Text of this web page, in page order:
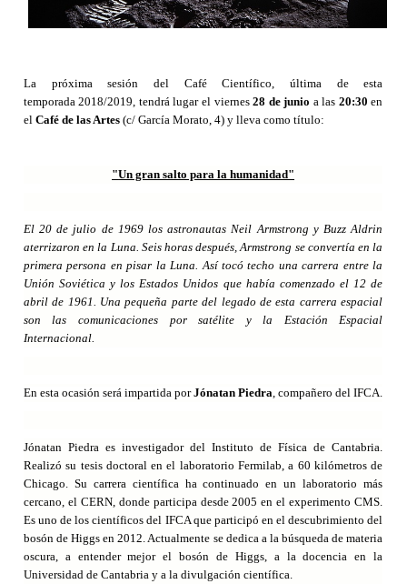
La próxima sesión del Café Científico, última de esta
temporada 2018/2019, tendrá lugar el viernes28 de junio a las 20:30 en
elCafé de las Artes(c/ García Morato, 4) y lleva como título:
"Un gran salto para la humanidad"
El 20 de julio de 1969 los astronautas Neil Armstrong y Buzz Aldrin
aterrizaron en la Luna. Seis horas después, Armstrong se convertía en la
primera persona en pisar la Luna. Así tocó techo una carrera entre la
Unión Soviética y los Estados Unidos que había comenzado el 12 de
abril de 1961. Una pequeña parte del legado de esta carrera espacial
son las comunicaciones por satélite y la Estación Espacial
Internacional.
En esta ocasión será impartida por Jónatan Piedra, compañero del IFCA.
Jónatan Piedra es investigador del Instituto de Física de Cantabria.
Realizó su tesis doctoral en el laboratorio Fermilab, a 60 kilómetros de
Chicago. Su carrera científica ha continuado en un laboratorio más
cercano, el CERN, donde participa desde 2005 en el experimento CMS.
Es uno de los científicos del IFCA que participó en el descubrimiento del
bosón de Higgs en 2012. Actualmente se dedica a la búsqueda de materia
oscura, a entender mejor el bosón de Higgs, a la docencia en la
Universidad de Cantabria y a la divulgación científica.